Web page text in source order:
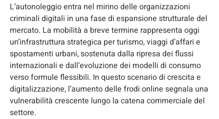
L’autonoleggio entra nel mirino delle organizzazioni
criminali digitali in una fase di espansione strutturale del
mercato. La mobilità a breve termine rappresenta oggi
un’infrastruttura strategica per turismo, viaggi d’affari e
spostamenti urbani, sostenuta dalla ripresa dei flussi
internazionali e dall’evoluzione dei modelli di consumo
verso formule flessibili. In questo scenario di crescita e
digitalizzazione, l’aumento delle frodi online segnala una
vulnerabilità crescente lungo la catena commerciale del
settore.